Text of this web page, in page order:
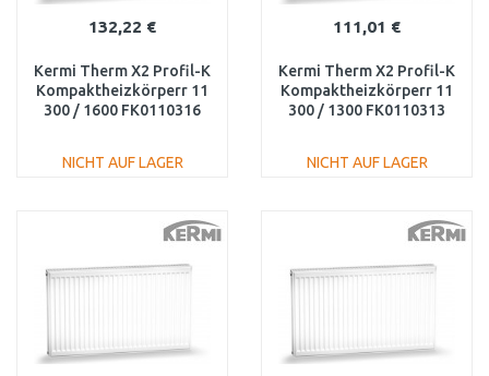
132,22 €
Kermi Therm X2 Profil-K
Kompaktheizkörperr 11
300 / 1600 FK0110316
NICHT AUF LAGER
111,01 €
Kermi Therm X2 Profil-K
Kompaktheizkörperr 11
300 / 1300 FK0110313
NICHT AUF LAGER